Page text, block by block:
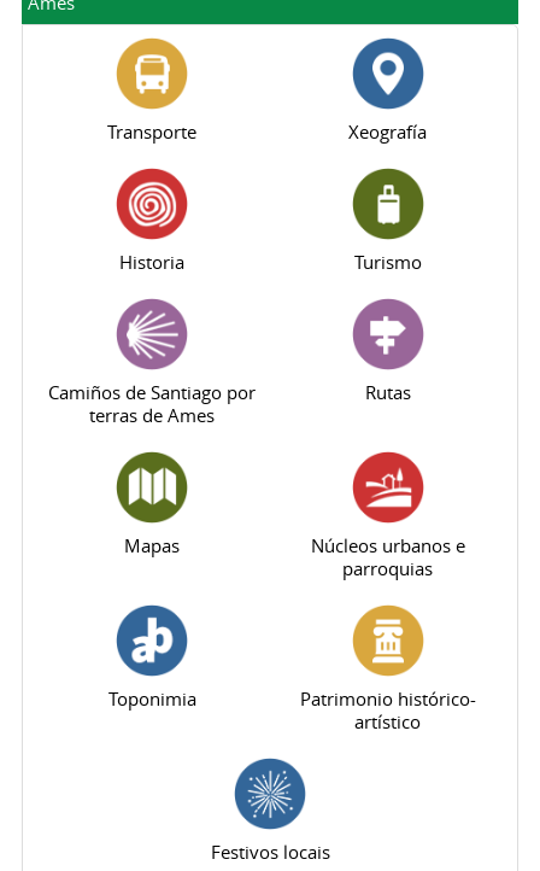
Transporte Xeografía
Historia Turismo
Camiños de Santiago por
terras de Ames
Rutas
Mapas
Núcleos urbanos e
parroquias
Toponimia
Patrimonio histórico-
artístico
Festivos locais